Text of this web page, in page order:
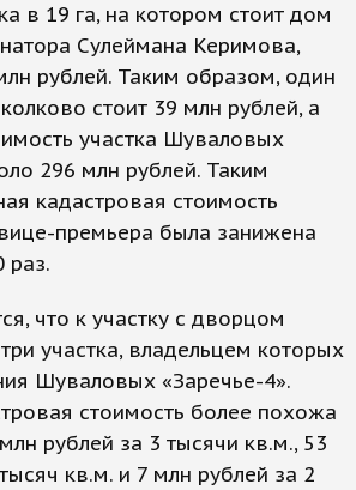
в 19 га, на котором стоит дом
Сулеймана Керимова,
рублей. Таким образом, один
стоит 39 млн рублей, а
участка Шуваловых
296 млн рублей. Таким
кадастровая стоимость
премьера была занижена
раз.
что к участку с дворцом
участка, владельцем которых
Шуваловых «Заречье-4».
стоимость более похожа
рублей за 3 тысячи кв.м., 53
кв.м. и 7 млн рублей за 2